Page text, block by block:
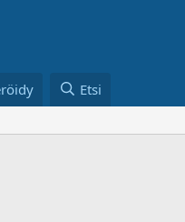
Etsi